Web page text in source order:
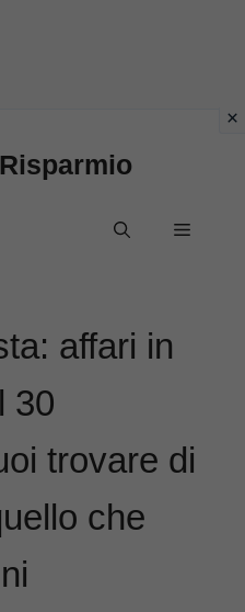
Menu
affari in
30
trovare di
che